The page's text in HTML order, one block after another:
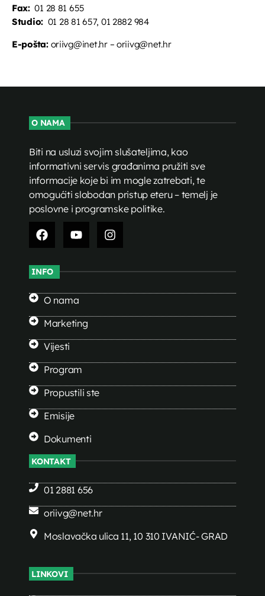
Fax:01 28 81 655
Studio: 01 28 81 657, 01 2882 984
E-pošta:oriivg@inet.hr – oriivg@net.hr
O NAMA
Biti na usluzi svojim slušateljima, kao
informativni servis građanima pružiti sve
informacije koje bi im mogle zatrebati, te
omogućiti slobodan pristup eteru – temelj je
poslovne i programske politike.
INFO
O nama
Marketing
Vijesti
Program
Propustili ste
Emisije
Dokumenti
KONTAKT
01 2881 656
oriivg@net.hr
Moslavačka ulica 11, 10 310 IVANIĆ- GRAD
LINKOVI